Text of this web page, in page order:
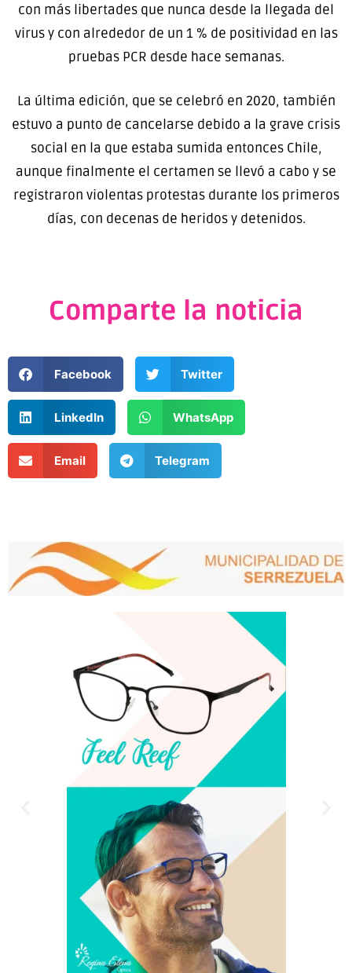
con más libertades que nunca desde la llegada del
virus y con alrededor de un 1 % de positividad en las
pruebas PCR desde hace semanas.
La última edición, que se celebró en 2020, también
estuvo a punto de cancelarse debido a la grave crisis
social en la que estaba sumida entonces Chile,
aunque finalmente el certamen se llevó a cabo y se
registraron violentas protestas durante los primeros
días, con decenas de heridos y detenidos.
Comparte la noticia
Facebook Twitter
LinkedIn WhatsApp
Email Telegram